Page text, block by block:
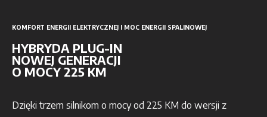
KOMFORT ENERGII ELEKTRYCZNEJ I MOC ENERGII SPALINOWEJ
HYBRYDA PLUG-IN
NOWEJ GENERACJI
O MOCY 225 KM
Dzięki trzem silnikom o mocy od 225 KM do wersji z